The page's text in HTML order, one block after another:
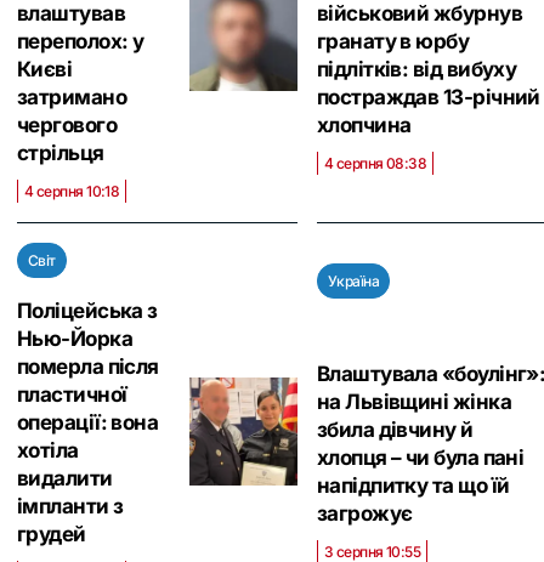
влаштував
переполох: у
Києві
затримано
чергового
стрільця
4 серпня 10:18
військовий жбурнув
гранату в юрбу
підлітків: від вибуху
постраждав 13-річний
хлопчина
4 серпня 08:38
Світ
Поліцейська з
Нью-Йорка
померла після
пластичної
операції: вона
хотіла
видалити
імпланти з
грудей
Україна
Влаштувала
на Львівщині жінка
збила дівчину й
хлопця – чи була пані
напідпитку та що їй
загрожує
3 серпня 10:55